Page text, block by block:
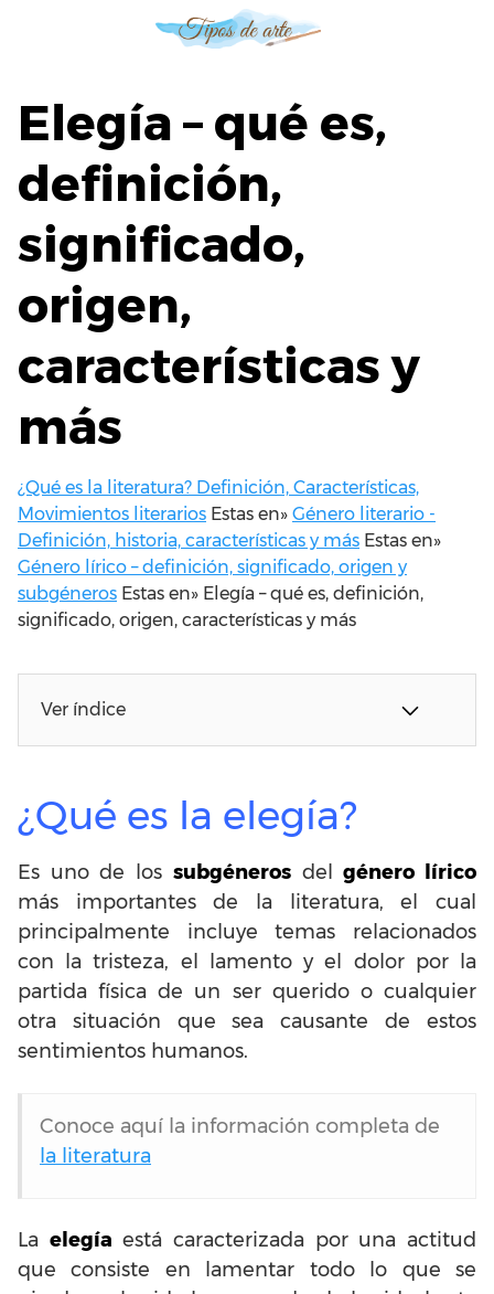
Elegía – qué es,
definición,
significado,
origen,
características y
más
¿Qué es la literatura? Definición, Características,
Movimientos literarios Estas en» Género literario -
Definición, historia, características y más Estas en»
Género lírico – definición, significado, origen y
subgéneros Estas en» Elegía – qué es, definición,
significado, origen, características y más
Ver índice
¿Qué es la elegía?
Es uno de los subgénerosdelgénero lírico
más importantes de la literatura, el cual
principalmente incluye temas relacionados
con la tristeza, el lamento y el dolor por la
partida física de un ser querido o cualquier
otra situación que sea causante de estos
sentimientos humanos.
Conoce aquí la información completa de
la literatura
La elegía está caracterizada por una actitud
que consiste en lamentar todo lo que se